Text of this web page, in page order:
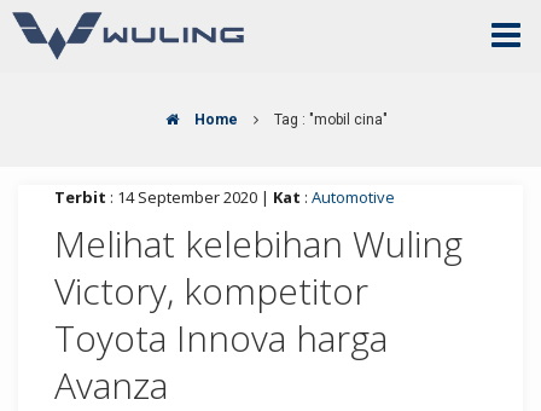
Home Tag : "mobil cina"
Terbit : 14 September 2020 | Kat : Automotive
Melihat kelebihan Wuling
Victory, kompetitor
Toyota Innova harga
Avanza